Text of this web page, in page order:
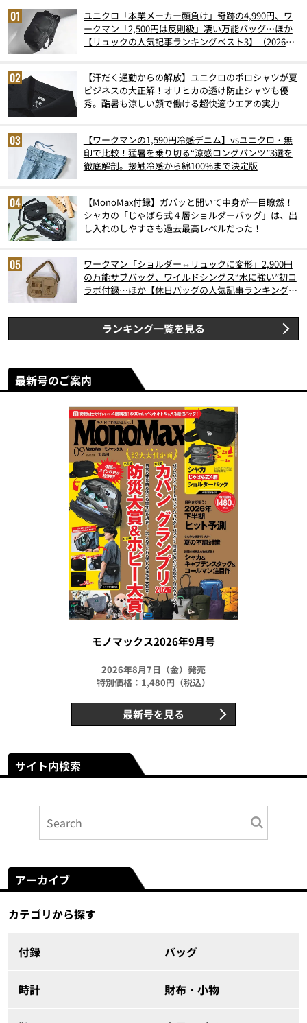
ユニクロ「本業メーカー顔負け」奇跡の4,990円、ワ
ークマン「2,500円は反則級」凄い万能バッグ…ほか
【リュックの人気記事ランキングベスト3】（2026年
【汗だく通勤からの解放】ユニクロのポロシャツが夏
ビジネスの大正解！オリヒカの透け防止シャツも優
秀。酷暑も涼しい顔で働ける超快適ウエアの実力
【ワークマンの1,590円冷感デニム】vsユニクロ・無
印で比較！猛暑を乗り切る“涼感ロングパンツ”3選を
徹底解剖。接触冷感から綿100%まで決定版
【MonoMax付録】ガバッと開いて中身が一目瞭然！
シャカの「じゃばら式４層ショルダーバッグ」は、出
し入れのしやすさも過去最高レベルだった！
ワークマン「ショルダー⇔リュックに変形」2,900円
の万能サブバッグ、ワイルドシングス“水に強い”初コ
ラボ付録…ほか【休日バッグの人気記事ランキングベ
ランキング一覧を見る
最新号のご案内
モノマックス2026年9月号
2026年8月7日（金）発売
特別価格：1,480円（税込）
最新号を見る
サイト内検索
アーカイブ
カテゴリから探す
付録 バッグ
時計 財布・小物